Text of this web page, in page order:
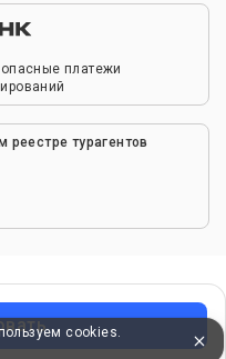
платежи
турагентов
cookies.